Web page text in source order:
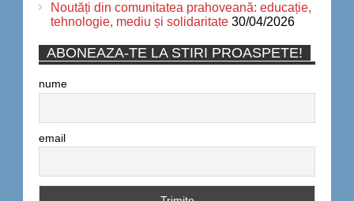
Noutăți din comunitatea prahoveană: educație,
tehnologie, mediu și solidaritate 30/04/2026
ABONEAZA-TE LA STIRI PROASPETE!
nume
email